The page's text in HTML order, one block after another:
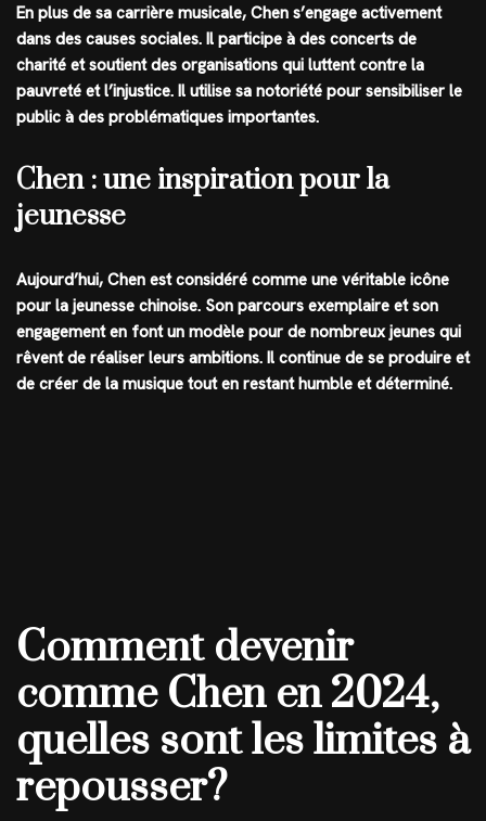
En plus de sa carrière musicale, Chen s’engage activement
dans des causes sociales. Il participe à des concerts de
charité et soutient des organisations qui luttent contre la
pauvreté et l’injustice. Il utilise sa notoriété pour sensibiliser le
public à des problématiques importantes.
Chen : une inspiration pour la
jeunesse
Aujourd’hui, Chen est considéré comme une véritable icône
pour la jeunesse chinoise. Son parcours exemplaire et son
engagement en font un modèle pour de nombreux jeunes qui
rêvent de réaliser leurs ambitions. Il continue de se produire et
de créer de la musique tout en restant humble et déterminé.
Comment devenir
comme Chen en 2024,
quelles sont les limites à
repousser?